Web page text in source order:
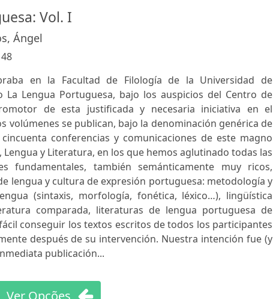
Vol. I
Ángel
en la Facultad de Filología de la Universidad de
La Lengua Portuguesa, bajo los auspicios del Centro de
de esta justificada y necesaria iniciativa en el
volúmenes se publican, bajo la denominación genérica de
conferencias y comunicaciones de este magno
y Literatura, en los que hemos aglutinado todas las
fundamentales, también semánticamente muy ricos,
lengua y cultura de expresión portuguesa: metodología y
(sintaxis, morfología, fonética, léxico…), lingüística
comparada, literaturas de lengua portuguesa de
conseguir los textos escritos de todos los participantes
después de su intervención. Nuestra intención fue (y
publicación...
Ver Opções